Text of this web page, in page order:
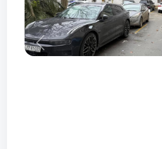
Prev